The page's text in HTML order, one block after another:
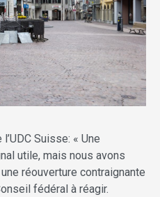
Suisse: « Une
utile, mais nous avons
réouverture contraignante
fédéral à réagir.